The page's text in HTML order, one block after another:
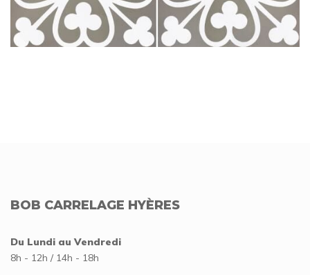
BOB CARRELAGE HYÈRES
Du Lundi au Vendredi
8h - 12h / 14h - 18h